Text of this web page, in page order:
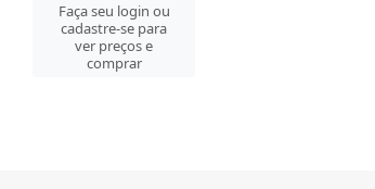
Faça seu login ou
cadastre-se para
ver preços e
comprar